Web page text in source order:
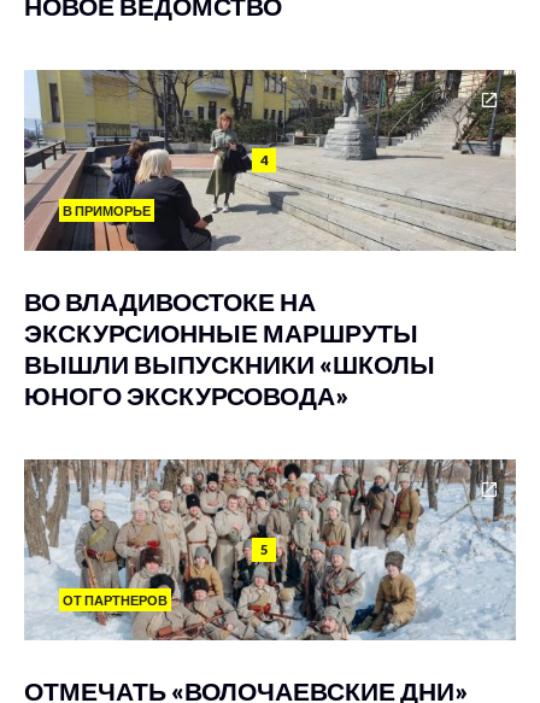
4
В ПРИМОРЬЕ
ВО ВЛАДИВОСТОКЕ НА
ЭКСКУРСИОННЫЕ МАРШРУТЫ
ВЫШЛИ ВЫПУСКНИКИ «ШКОЛЫ
ЮНОГО ЭКСКУРСОВОДА»
5
ОТ ПАРТНЕРОВ
ОТМЕЧАТЬ «ВОЛОЧАЕВСКИЕ ДНИ»